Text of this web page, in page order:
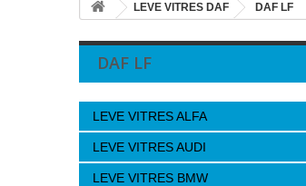
LEVE VITRES DAF DAF LF
DAF LF
LEVE VITRES ALFA
LEVE VITRES AUDI
LEVE VITRES BMW